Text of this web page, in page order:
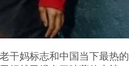
干妈标志和中国当下最热的